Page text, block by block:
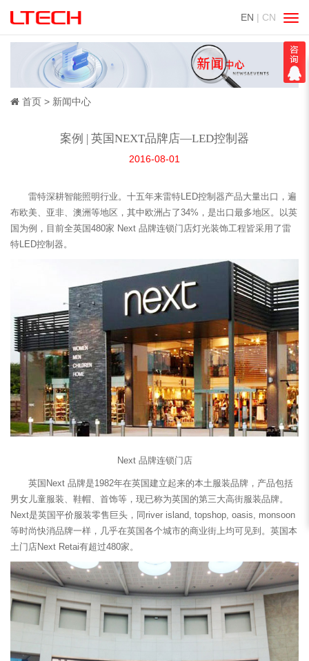
EN | CN
切
换
导
航
首页 新闻中心
案例 | 英国NEXT品牌店—LED控制器
2016-08-01
雷特深耕智能照明行业。十五年来雷特LED控制器产品大量出口，遍
布欧美、亚非、澳洲等地区，其中欧洲占了34%，是出口最多地区。以英
国为例，目前全英国480家 Next 品牌连锁门店灯光装饰工程皆采用了雷
特LED控制器。
Next 品牌连锁门店
英国Next 品牌是1982年在英国建立起来的本土服装品牌，产品包括
男女儿童服装、鞋帽、首饰等，现已称为英国的第三大高街服装品牌。
Next是英国平价服装零售巨头，同river island, topshop, oasis, monsoon
等时尚快消品牌一样，几乎在英国各个城市的商业街上均可见到。英国本
土门店Next Retai有超过480家。